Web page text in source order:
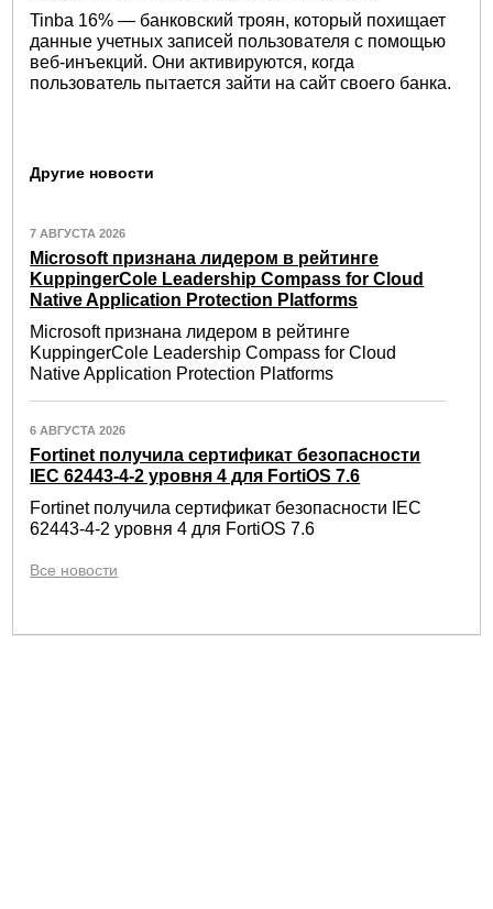
Tinba 16% — банковский троян, который похищает
данные учетных записей пользователя с помощью
веб-инъекций. Они активируются, когда
пользователь пытается зайти на сайт своего банка.
Другие новости
7 АВГУСТА 2026
Microsoft признана лидером в рейтинге
KuppingerCole Leadership Compass for Cloud
Native Application Protection Platforms
Microsoft признана лидером в рейтинге
KuppingerCole Leadership Compass for Cloud
Native Application Protection Platforms
6 АВГУСТА 2026
Fortinet получила сертификат безопасности
IEC 62443-4-2 уровня 4 для FortiOS 7.6
Fortinet получила сертификат безопасности IEC
62443-4-2 уровня 4 для FortiOS 7.6
Все новости